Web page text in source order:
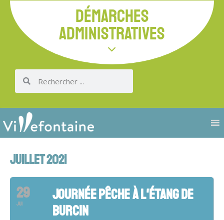
DÉMARCHES
ADMINISTRATIVES
JUILLET 2021
29
JUI
JOURNÉE PÊCHE À L'ÉTANG DE
BURCIN